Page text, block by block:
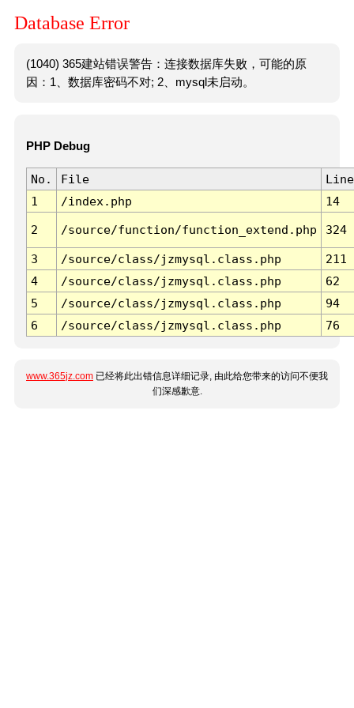
Database Error
(1040) 365建站错误警告：连接数据库失败，可能的原
因：1、数据库密码不对; 2、mysql未启动。
PHP Debug
No. File
Line
1
/index.php 14
2 /source/function/function_extend.php 324
3 /source/class/jzmysql.class.php
211
4
/source/class/jzmysql.class.php
62
5
/source/class/jzmysql.class.php
94
6
/source/class/jzmysql.class.php 76
www.365jz.com 已经将此出错信息详细记录, 由此给您带来的访问不便我
们深感歉意.